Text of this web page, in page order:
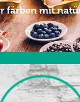
färben mit